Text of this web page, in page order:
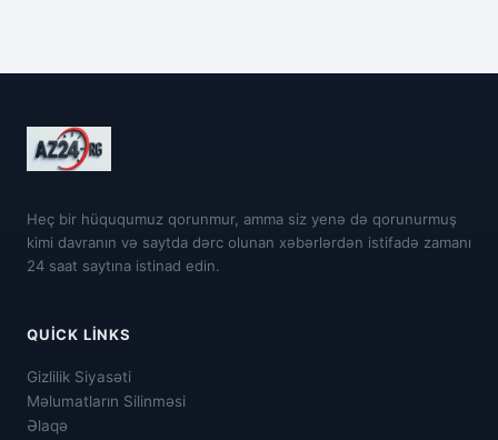
Heç bir hüququmuz qorunmur, amma siz yenə də qorunurmuş
kimi davranın və saytda dərc olunan xəbərlərdən istifadə zamanı
24 saat saytına istinad edin.
QUICK LINKS
Gizlilik Siyasəti
Məlumatların Silinməsi
Əlaqə